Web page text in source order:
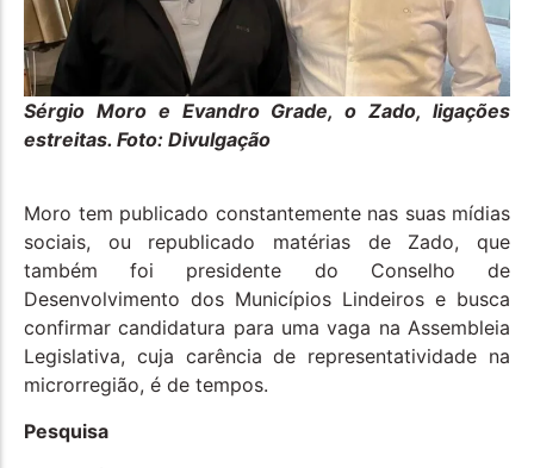
Sérgio Moro e Evandro Grade, o Zado, ligações
estreitas. Foto: Divulgação
Moro tem publicado constantemente nas suas mídias
sociais, ou republicado matérias de Zado, que
também foi presidente do Conselho de
Desenvolvimento dos Municípios Lindeiros e busca
confirmar candidatura para uma vaga na Assembleia
Legislativa, cuja carência de representatividade na
microrregião, é de tempos.
Pesquisa